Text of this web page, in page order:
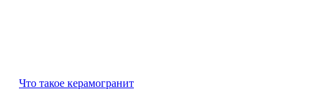
Что такое керамогранит